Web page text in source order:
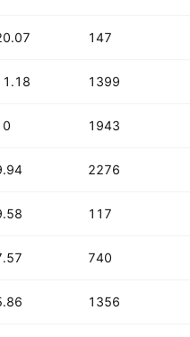
147
T
1399
T
1943
T
2276
T
117
T
740
T
1356
T